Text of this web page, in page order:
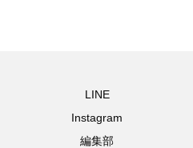
LINE
Instagram
編集部